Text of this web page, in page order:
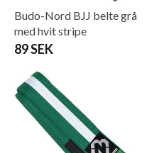
Budo-Nord BJJ belte grå
med hvit stripe
89 SEK